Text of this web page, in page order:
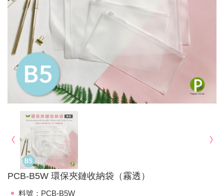
PCB-B5W 環保夾鏈收納袋（霧透）
料號：PCB-B5W